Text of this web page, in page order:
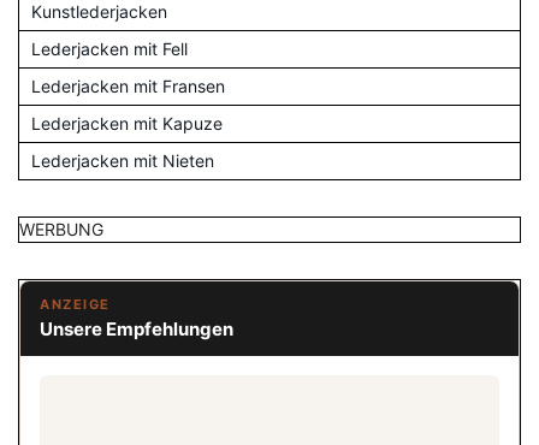
Kunstlederjacken
Lederjacken mit Fell
Lederjacken mit Fransen
Lederjacken mit Kapuze
Lederjacken mit Nieten
WERBUNG
ANZEIGE
Unsere Empfehlungen